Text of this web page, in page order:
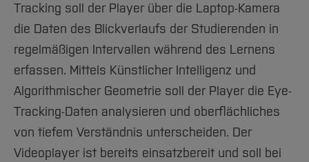
Tracking soll der Player über die Laptop-Kamera
die Daten des Blickverlaufs der Studierenden in
regelmäßigen Intervallen während des Lernens
erfassen. Mittels Künstlicher Intelligenz und
Algorithmischer Geometrie soll der Player die Eye-
Tracking-Daten analysieren und oberflächliches
von tiefem Verständnis unterscheiden. Der
Videoplayer ist bereits einsatzbereit und soll bei